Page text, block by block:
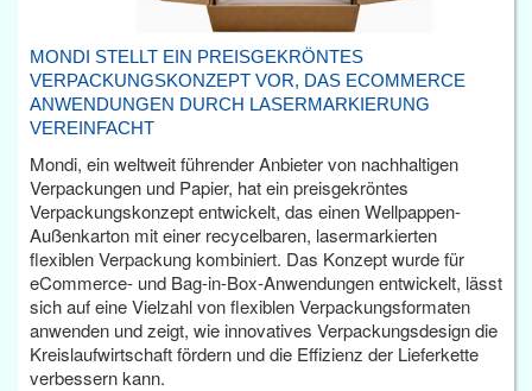
MONDI STELLT EIN PREISGEKRÖNTES
VERPACKUNGSKONZEPT VOR, DAS ECOMMERCE
ANWENDUNGEN DURCH LASERMARKIERUNG
VEREINFACHT
Mondi, ein weltweit führender Anbieter von nachhaltigen
Verpackungen und Papier, hat ein preisgekröntes
Verpackungskonzept entwickelt, das einen Wellpappen-
Außenkarton mit einer recycelbaren, lasermarkierten
flexiblen Verpackung kombiniert. Das Konzept wurde für
eCommerce- und Bag-in-Box-Anwendungen entwickelt, lässt
sich auf eine Vielzahl von flexiblen Verpackungsformaten
anwenden und zeigt, wie innovatives Verpackungsdesign die
Kreislaufwirtschaft fördern und die Effizienz der Lieferkette
verbessern kann.